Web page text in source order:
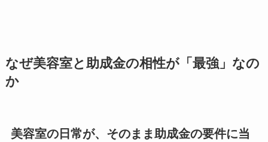
なぜ美容室と助成金の相性が「最強」なの
か
美容室の日常が、そのまま助成金の要件に当